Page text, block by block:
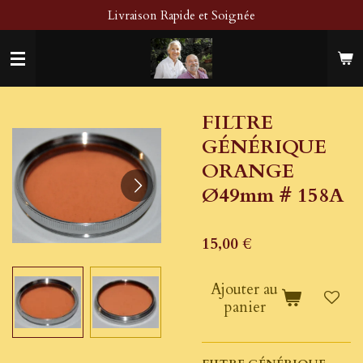
au
contenu
principal
Livraison Rapide et Soignée
FILTRE
GÉNÉRIQUE
ORANGE
Ø49mm # 158A
15,00 €
Ajouter au
panier